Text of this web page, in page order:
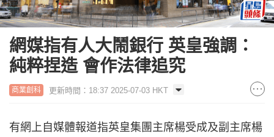
網媒指有人大鬧銀行 英皇強調：
純粹捏造 會作法律追究
商業創科 更新時間：18:37 2025-07-03 HKT
有網上自媒體報道指英皇集團主席楊受成及副主席楊